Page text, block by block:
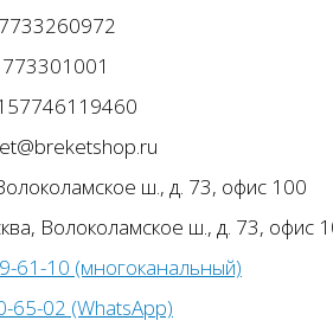
ш., д. 73, офис 100
Волоколамское ш., д. 73, офис
61-10 (многоканальный)
65-02 (WhatsApp)